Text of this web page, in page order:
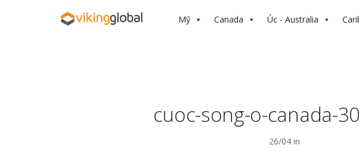
Mỹ Canada Úc - Australia
cuoc-song-o-canada-
26/04 in